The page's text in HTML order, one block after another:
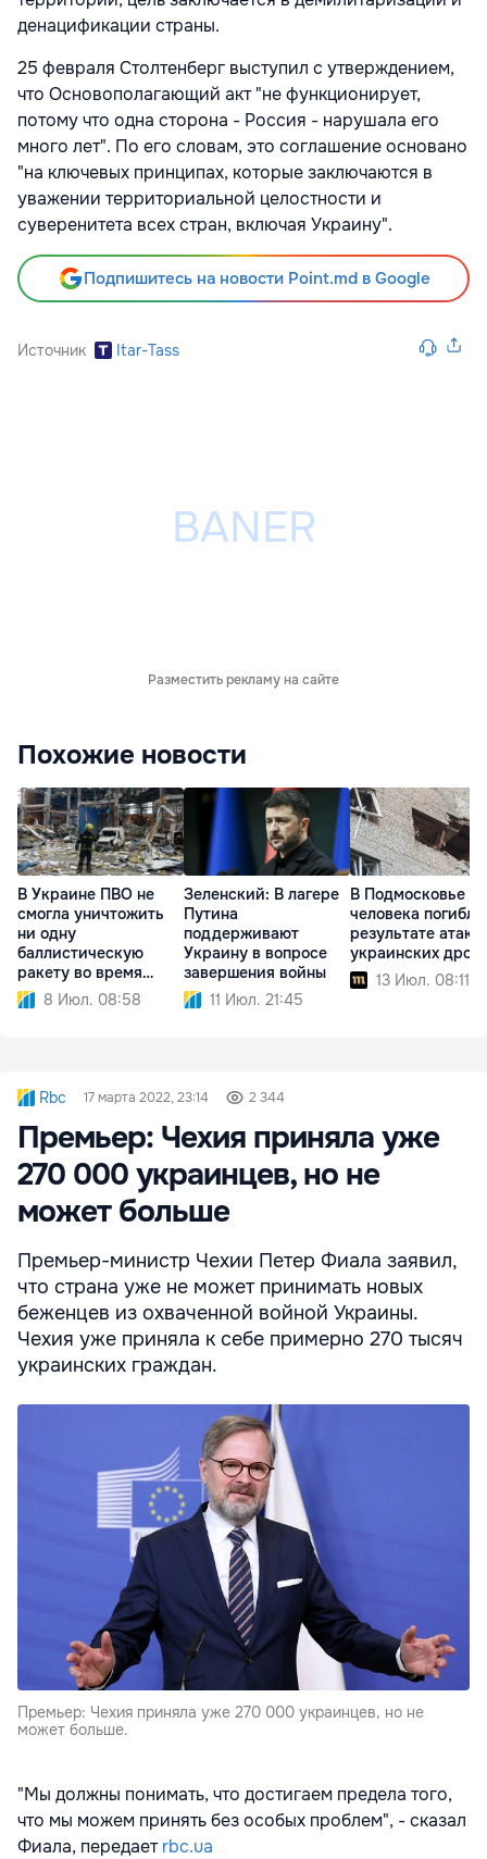
денацификации страны.
25 февраля Столтенберг выступил с утверждением,
что Основополагающий акт "не функционирует,
потому что одна сторона - Россия - нарушала его
много лет". По его словам, это соглашение основано
"на ключевых принципах, которые заключаются в
уважении территориальной целостности и
суверенитета всех стран, включая Украину".
Подпишитесь на новости Point.md в Google
Источник Itar-Tass
Разместить рекламу на сайте
Похожие новости
В Украине ПВО не
смогла уничтожить
ни одну
баллистическую
ракету во время
атаки РФ
8 Июл. 08:58
Зеленский: В лагере
Путина
поддерживают
Украину в вопросе
завершения войны
11 Июл. 21:45
В Подмосковье
человека
результате атаки
украинских
13 Июл. 08:11
Rbc 17 марта 2022, 23:14 2 344
Премьер: Чехия приняла уже
270 000 украинцев, но не
может больше
Премьер-министр Чехии Петер Фиала заявил,
что страна уже не может принимать новых
беженцев из охваченной войной Украины.
Чехия уже приняла к себе примерно 270 тысяч
украинских граждан.
Премьер: Чехия приняла уже 270 000 украинцев, но не
может больше.
"Мы должны понимать, что достигаем предела того,
что мы можем принять без особых проблем", - сказал
Фиала, передаетrbc.ua